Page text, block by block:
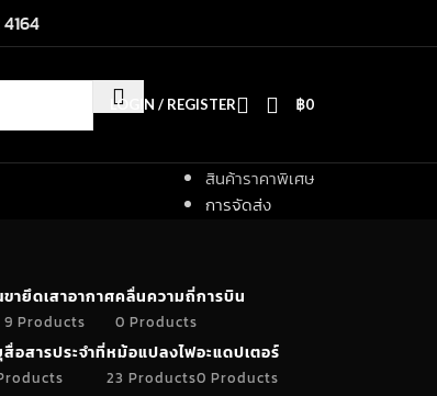
LOGIN / REGISTER ฿0
สินค้าราคาพิเศษ
การจัดส่ง
ขายึดเสาอากาศ
9 Products
คลื่นความถี่การบิน
0 Products
อสารประจำที่หม้อแปลงไฟ
23 Products
อะแดปเตอร์
0 Products